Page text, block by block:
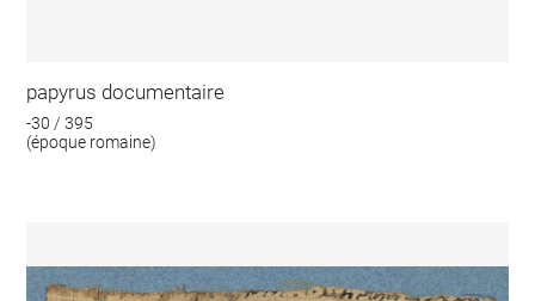
papyrus documentaire
-30 / 395
(époque romaine)